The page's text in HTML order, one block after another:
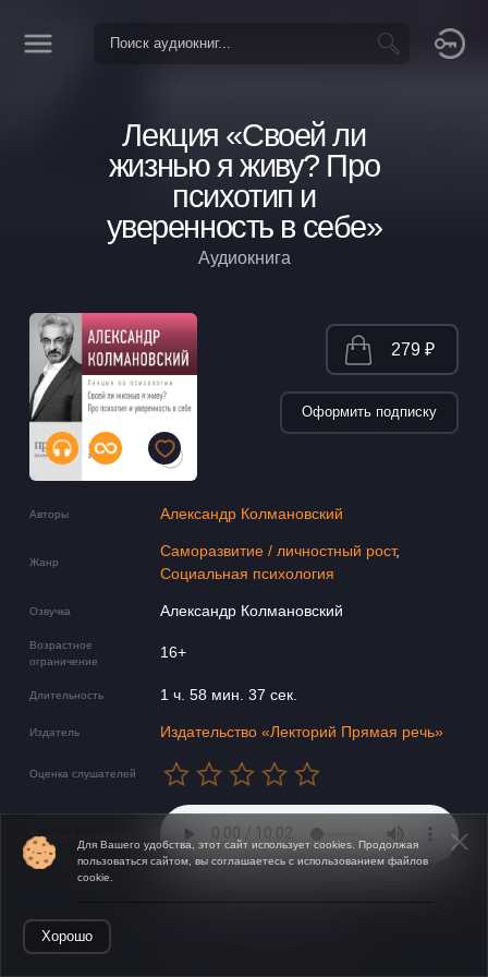
Лекция «Своей ли
жизнью я живу? Про
психотип и
уверенность в себе»
Аудиокнига
Авторы Александр Колмановский
Жанр
Саморазвитие / личностный рост,
Социальная психология
Озвучка Александр Колмановский
Возрастное
ограничение
16+
Длительность 1 ч. 58 мин. 37 сек.
Издатель Издательство «Лекторий Прямая речь»
Оценка слушателей
Звуковой фрагмент
279 ₽
Оформить подписку
Для Вашего удобства, этот сайт использует cookies. Продолжая
пользоваться сайтом, вы соглашаетесь с использованием файлов
cookie.
Хорошо